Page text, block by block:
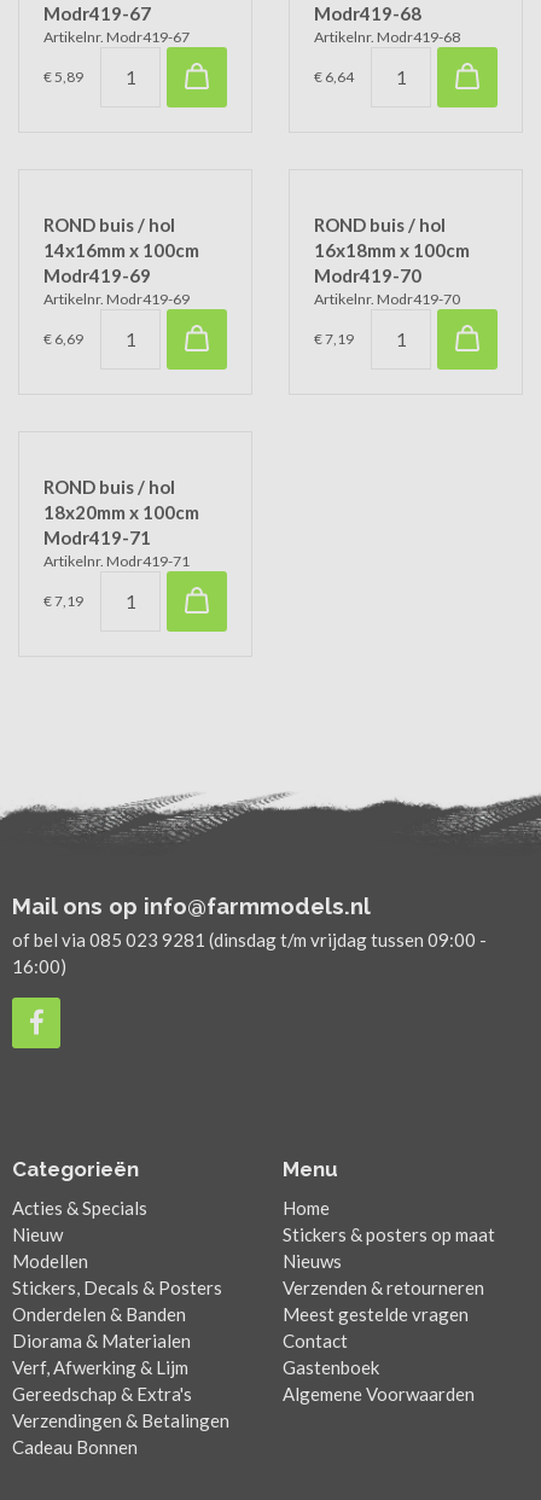
Modr419-67
Artikelnr. Modr419-67
€ 5,89
Modr419-68
Artikelnr. Modr419-68
€ 6,64
ROND buis / hol
14x16mm x 100cm
Modr419-69
Artikelnr. Modr419-69
€ 6,69
ROND buis / hol
16x18mm x 100cm
Modr419-70
Artikelnr. Modr419-70
€ 7,19
ROND buis / hol
18x20mm x 100cm
Modr419-71
Artikelnr. Modr419-71
€ 7,19
Mail ons op info@farmmodels.nl
of bel via 085 023 9281 (dinsdag t/m vrijdag tussen 09:00 -
16:00)
Categorieën
Acties & Specials
Nieuw
Modellen
Stickers, Decals & Posters
Onderdelen & Banden
Diorama & Materialen
Verf, Afwerking & Lijm
Gereedschap & Extra's
Verzendingen & Betalingen
Cadeau Bonnen
Menu
Home
Stickers & posters op maat
Nieuws
Verzenden & retourneren
Meest gestelde vragen
Contact
Gastenboek
Algemene Voorwaarden